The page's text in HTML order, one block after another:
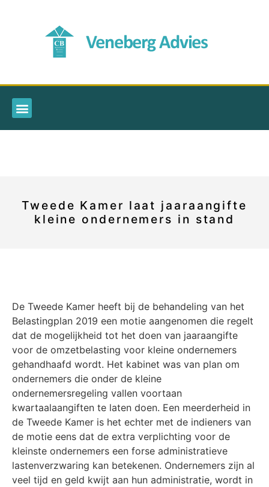
Tweede Kamer laat jaaraangifte
kleine ondernemers in stand
De Tweede Kamer heeft bij de behandeling van het
Belastingplan 2019 een motie aangenomen die regelt
dat de mogelijkheid tot het doen van jaaraangifte
voor de omzetbelasting voor kleine ondernemers
gehandhaafd wordt. Het kabinet was van plan om
ondernemers die onder de kleine
ondernemersregeling vallen voortaan
kwartaalaangiften te laten doen. Een meerderheid in
de Tweede Kamer is het echter met de indieners van
de motie eens dat de extra verplichting voor de
kleinste ondernemers een forse administratieve
lastenverzwaring kan betekenen. Ondernemers zijn al
veel tijd en geld kwijt aan hun administratie, wordt in